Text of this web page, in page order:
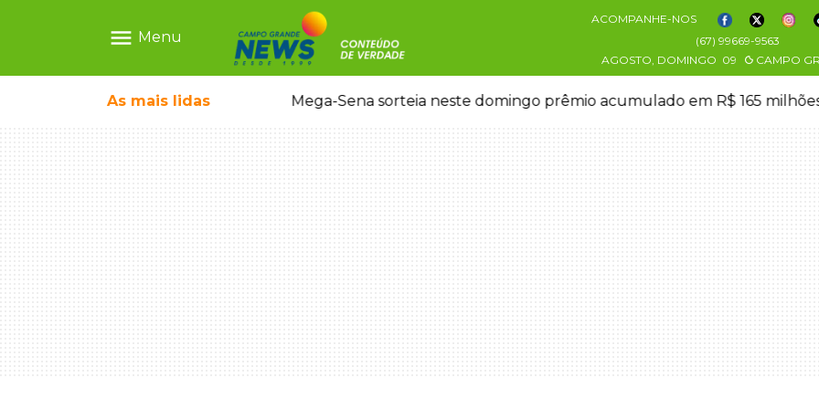
menu Menu
ACOMPANHE-NOS
(67) 99669-9563
AGOSTO, DOMINGO 09 CAMPO
As mais lidas
em sequestro de bebê na Capital Mega-Sena sorteia neste domingo prêmio acumulado em R$ 165